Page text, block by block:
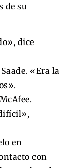
de su
dice
«Era la
en
con